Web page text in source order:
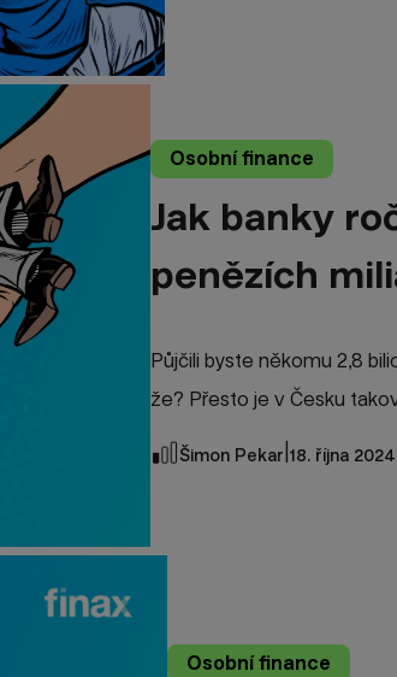
Osobní finance
Jak banky
penězích
Půjčili byste někomu 2,8
že? Přesto je v Česku
Šimon Pekar 18. října 2024
Osobní finance